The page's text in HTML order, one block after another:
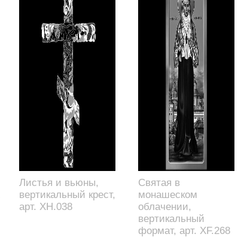
Листья и вьюны,
вертикальный крест,
арт. XH.038
Святая в
монашеском
облачении,
вертикальный
формат, арт. XF.268